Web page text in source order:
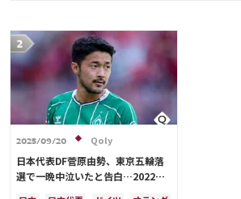
2025/09/20 Qoly
日本代表DF菅原由勢、東京五輪落
選で一晩中泣いたと告白…2022年